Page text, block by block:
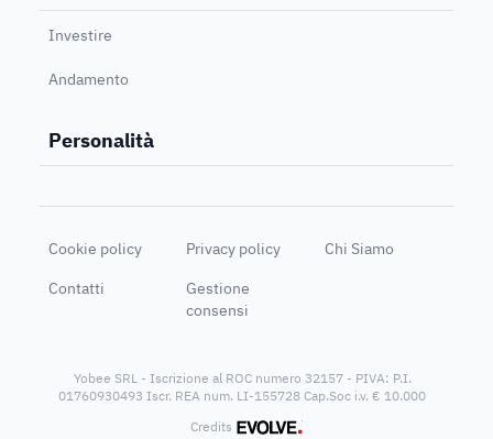
Investire
Andamento
Personalità
Cookie policy Privacy policy
Chi Siamo
Contatti
Gestione
consensi
Yobee SRL - Iscrizione al ROC numero 32157 - PIVA: P.I.
01760930493 Iscr. REA num. LI-155728 Cap.Soc i.v. € 10.000
Credits
®